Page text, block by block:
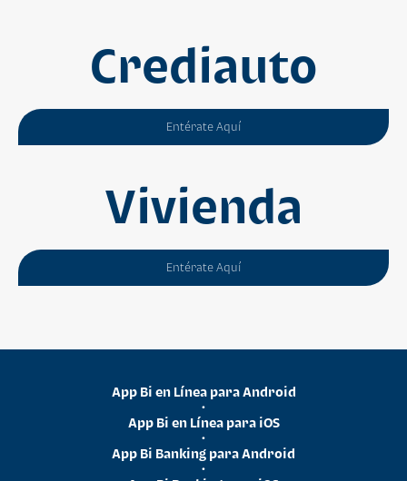
Crediauto
Entérate Aquí
Vivienda
Entérate Aquí
App Bi en Línea para Android
•
App Bi en Línea para iOS
•
App Bi Banking para Android
•